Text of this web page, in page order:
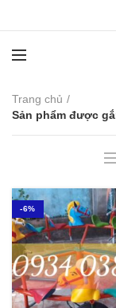
Trang chủ
Sản phẩm được
-6%